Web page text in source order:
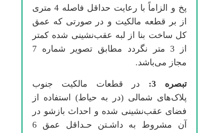
ﭘﺦ و اﻟﺰاﻣﺎً ﺑﺎ رﻋﺎﻳﺖ ﺣﺪاﻗﻞ ﻓﺎﺻﻠﻪ 4 ﻣﺘﺮی
از ﺑﺮ ﻗﻄﻌﻪ ﻣﺎﻟﻜﻴﺖ و در ﺻﻮرتی ﻛﻪ ﻋﻤﻖ
ﻛﻞ ﺳﺎﺧﺖ ﺑﻨﺎ از ﻟﺒﻪ ﻋﻘﺐنشینی ﺷﺪه ﻛﻤﺘﺮ
از 3 ﻣﺘﺮ ﻧﮕﺮدد ﻣﻄﺎﺑﻖ ﺗﺼﻮﻳﺮ ﺷﻤﺎره 7
ﻣﺠﺎز میﺑﺎﺷﺪ.
ﺗﺒﺼﺮه 3:
در ﻗﻄﻌﺎت ﻣﺎﻟﻜﻴﺖ ﺟﻨﻮب
ﭘﻼکﻫﺎی ﺷﻤﺎلی (در ﺑﻪ ﺣﻴﺎط) اﺳﺘﻔﺎده از
ﻓﻀﺎی ﻋﻘﺐنشینی ﺷﺪه و اﺣﺪاث ﺑﺎزﺷﻮ در
آن ﻣﺸﺮوط ﺑﻪ داﺷـﺘﻦ ﺣـﺪاﻗﻞ ﻋﻤﻖ 6